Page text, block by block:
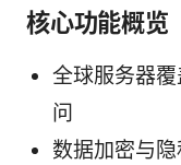
核心功能概览
全球服务器
问
数据加密与